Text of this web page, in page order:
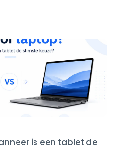
is een tablet de